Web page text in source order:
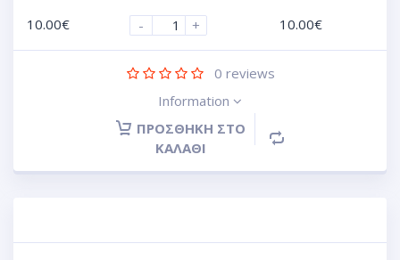
10.00€
-
+
10.00€
0 reviews
Information
ΠΡΟΣΘΉΚΗ ΣΤΟ
ΚΑΛΆΘΙ